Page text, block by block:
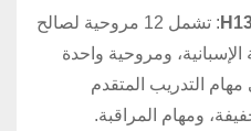
: تشمل 12 مروحية لصالح
الإسبانية، ومروحية واحدة
التدريب المتقدم
ومهام المراقبة.